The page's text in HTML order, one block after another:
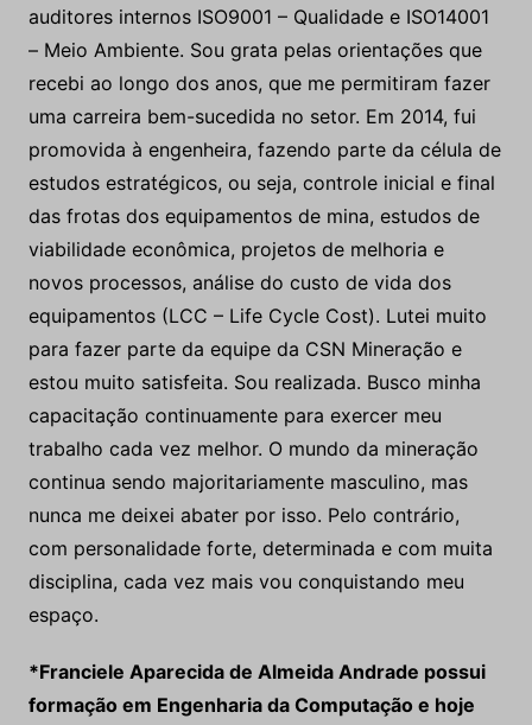
auditores internos ISO9001 – Qualidade e ISO14001
– Meio Ambiente. Sou grata pelas orientações que
recebi ao longo dos anos, que me permitiram fazer
uma carreira bem-sucedida no setor. Em 2014, fui
promovida à engenheira, fazendo parte da célula de
estudos estratégicos, ou seja, controle inicial e final
das frotas dos equipamentos de mina, estudos de
viabilidade econômica, projetos de melhoria e
novos processos, análise do custo de vida dos
equipamentos (LCC – Life Cycle Cost). Lutei muito
para fazer parte da equipe da CSN Mineração e
estou muito satisfeita. Sou realizada. Busco minha
capacitação continuamente para exercer meu
trabalho cada vez melhor. O mundo da mineração
continua sendo majoritariamente masculino, mas
nunca me deixei abater por isso. Pelo contrário,
com personalidade forte, determinada e com muita
disciplina, cada vez mais vou conquistando meu
espaço.
*Franciele Aparecida de Almeida Andrade possui
formação em Engenharia da Computação e hoje